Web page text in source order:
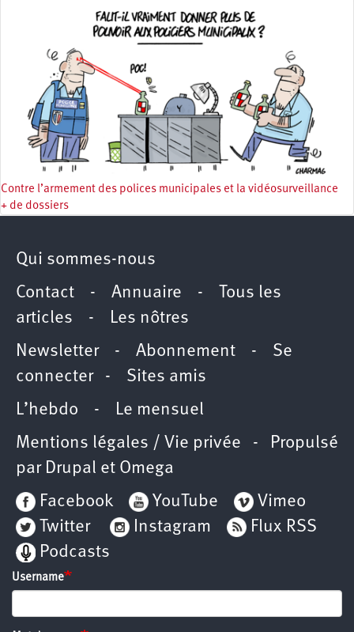
Contre l’armement des polices municipales et la vidéosurveillance
+ de dossiers
Qui sommes-nous
Contact - Annuaire -
Tous les
articles - Les nôtres
Newsletter- Abonnement - Se
connecter- Sites amis
L’hebdo - Le mensuel
Mentions légales / Vie privée - Propulsé
par Drupal et Omega
Facebook
YouTube
Vimeo
Twitter
Instagram
Flux RSS
Podcasts
Username